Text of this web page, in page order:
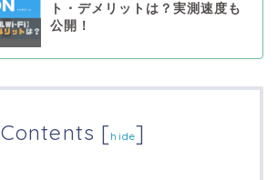
ト・デメリットは？実測速度も
公開！
Contents [hide]